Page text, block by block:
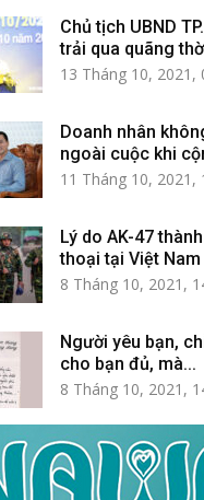
Chủ tịch UBND
trải qua quãng
13 Tháng 10, 2021,
Doanh nhân
ngoài cuộc khi
11 Tháng 10, 2021,
Lý do AK-47
thoại tại Việt Nam
8 Tháng 10, 2021,
Người yêu bạn,
cho bạn đủ, mà...
8 Tháng 10, 2021,